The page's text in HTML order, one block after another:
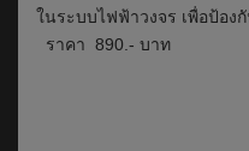
ในระบบไฟฟ้าวงจร เพื่อป้อง
ราคา 890.- บาท